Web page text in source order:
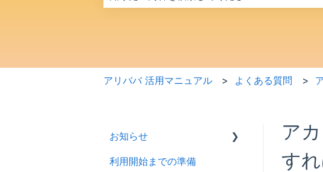
アリババ 活用マニュアル よくある質問
ア
す
お知らせ
2026年
利用開始までの準備